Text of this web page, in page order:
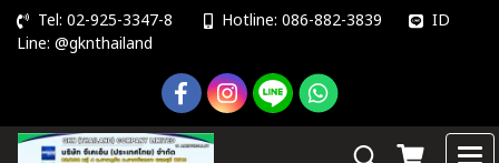
Tel: 02-925-3347-8 Hotline: 086-882-3839 ID
Line: @gknthailand